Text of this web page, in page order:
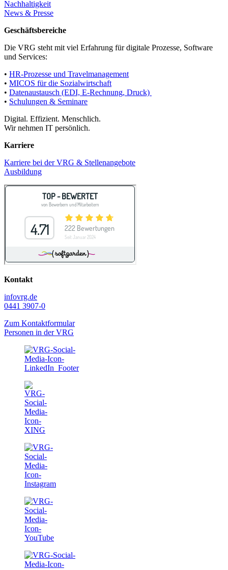
Nachhaltigkeit
News & Presse
Geschäftsbereiche
Die VRG steht mit viel Erfahrung für digitale Prozesse, Software
und Services:
• HR-Prozesse und Travelmanagement
• MICOS für die Sozialwirtschaft
• Datenaustausch (EDI, E-Rechnung, Druck)
• Schulungen & Seminare
Digital. Effizient. Menschlich.
Wir nehmen IT persönlich.
Karriere
Karriere bei der VRG & Stellenangebote
Ausbildung
Kontakt
infovrg.de
0441 3907-0
Zum Kontaktformular
Personen in der VRG